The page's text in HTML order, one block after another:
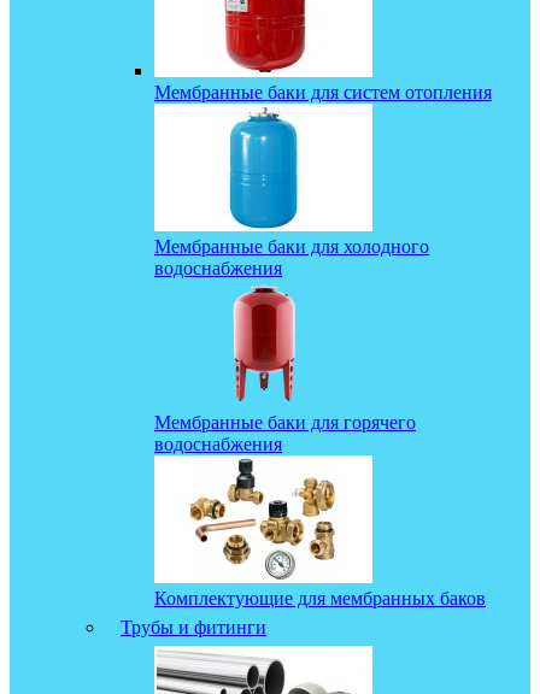
Мембранные баки для систем отопления
Мембранные баки для холодного
водоснабжения
Мембранные баки для горячего
водоснабжения
Комплектующие для мембранных баков
Трубы и фитинги